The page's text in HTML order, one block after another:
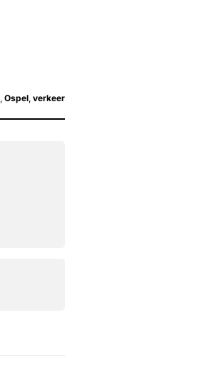
Ospel verkeer